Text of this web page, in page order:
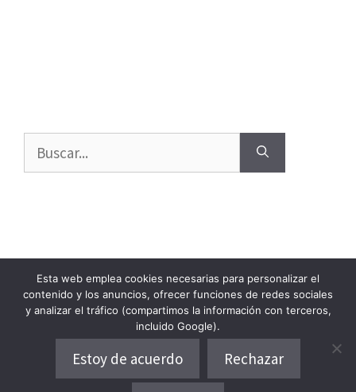
Buscar:
Contacto Política de privacidad Política de cookies
Aviso Legal
Partner en fotografía:
Depositphotos
Esta web emplea cookies necesarias para personalizar el
contenido y los anuncios, ofrecer funciones de redes sociales
y analizar el tráfico (compartimos la información con terceros,
incluido Google).
Estoy de acuerdo Rechazar